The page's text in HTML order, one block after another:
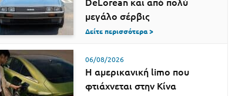
DeLorean και από πολύ
μεγάλο σέρβις
Δείτε περισσότερα >
06/08/2026
Η αμερικανική limo που
φτιάχνεται στην Κίνα